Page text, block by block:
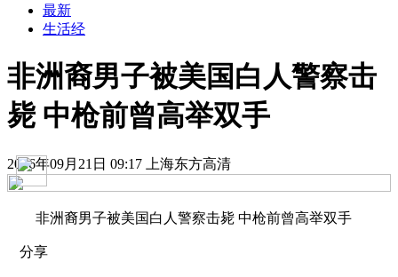
最新
生活经
非洲裔男子被美国白人警察击
毙 中枪前曾高举双手
2016年09月21日 09:17 上海东方高清
非洲裔男子被美国白人警察击毙 中枪前曾高举双手
分享